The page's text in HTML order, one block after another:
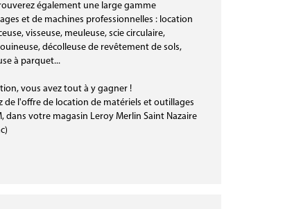
également une large gamme
et de machines professionnelles : location
visseuse, meuleuse, scie circulaire,
décolleuse de revêtement de sols,
à parquet...
vous avez tout à y gagner !
de l'offre de location de matériels et outillages
dans votre magasin Leroy Merlin Saint Nazaire